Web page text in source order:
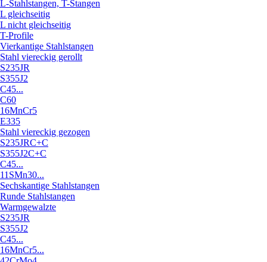
L-Stahlstangen, T-Stangen
L gleichseitig
L nicht gleichseitig
T-Profile
Vierkantige Stahlstangen
Stahl viereckig gerollt
S235JR
S355J2
C45...
C60
16MnCr5
E335
Stahl viereckig gezogen
S235JRC+C
S355J2C+C
C45...
11SMn30...
Sechskantige Stahlstangen
Runde Stahlstangen
Warmgewalzte
S235JR
S355J2
C45...
16MnCr5...